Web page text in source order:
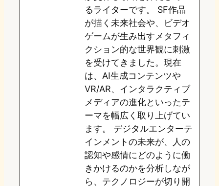
るライターです。 SF作品
が描く未来社会や、ビデオ
ゲームが生み出すメタフィ
クション的な世界観に刺激
を受けてきました。現在
は、AI生成コンテンツや
VR/AR、インタラクティブ
メディアの進化といったテ
ーマを幅広く取り上げてい
ます。 デジタルエンターテ
インメントの未来が、人の
認知や感情にどのように働
きかけるのかを分析しなが
ら、テクノロジーが切り開